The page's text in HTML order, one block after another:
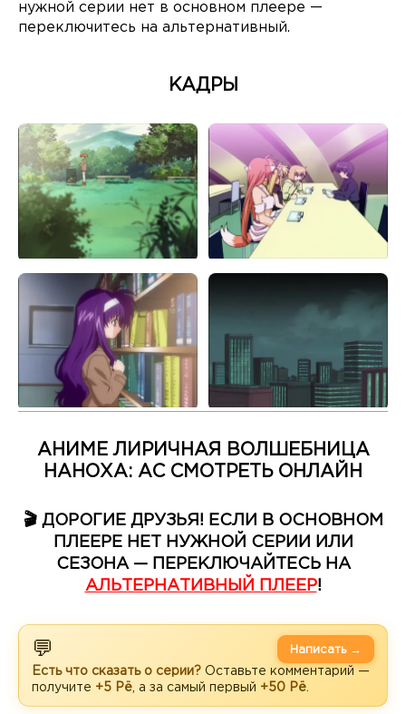
нужной серии нет в основном плеере —
переключитесь на альтернативный.
КАДРЫ
АНИМЕ ЛИРИЧНАЯ ВОЛШЕБНИЦА
НАНОХА: АС СМОТРЕТЬ ОНЛАЙН
🎬 ДОРОГИЕ ДРУЗЬЯ! ЕСЛИ В ОСНОВНОМ
ПЛЕЕРЕ НЕТ НУЖНОЙ СЕРИИ ИЛИ
СЕЗОНА — ПЕРЕКЛЮЧАЙТЕСЬ НА
АЛЬТЕРНАТИВНЫЙ ПЛЕЕР!
💬
Есть что сказать о серии? Оставьте комментарий —
получите +5 Рё , а за самый первый +50 Рё
Написать →